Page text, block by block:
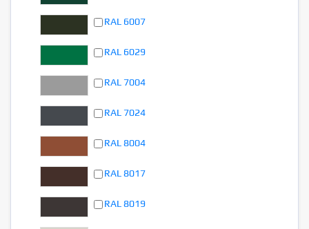
RAL 6007
RAL 6029
RAL 7004
RAL 7024
RAL 8004
RAL 8017
RAL 8019